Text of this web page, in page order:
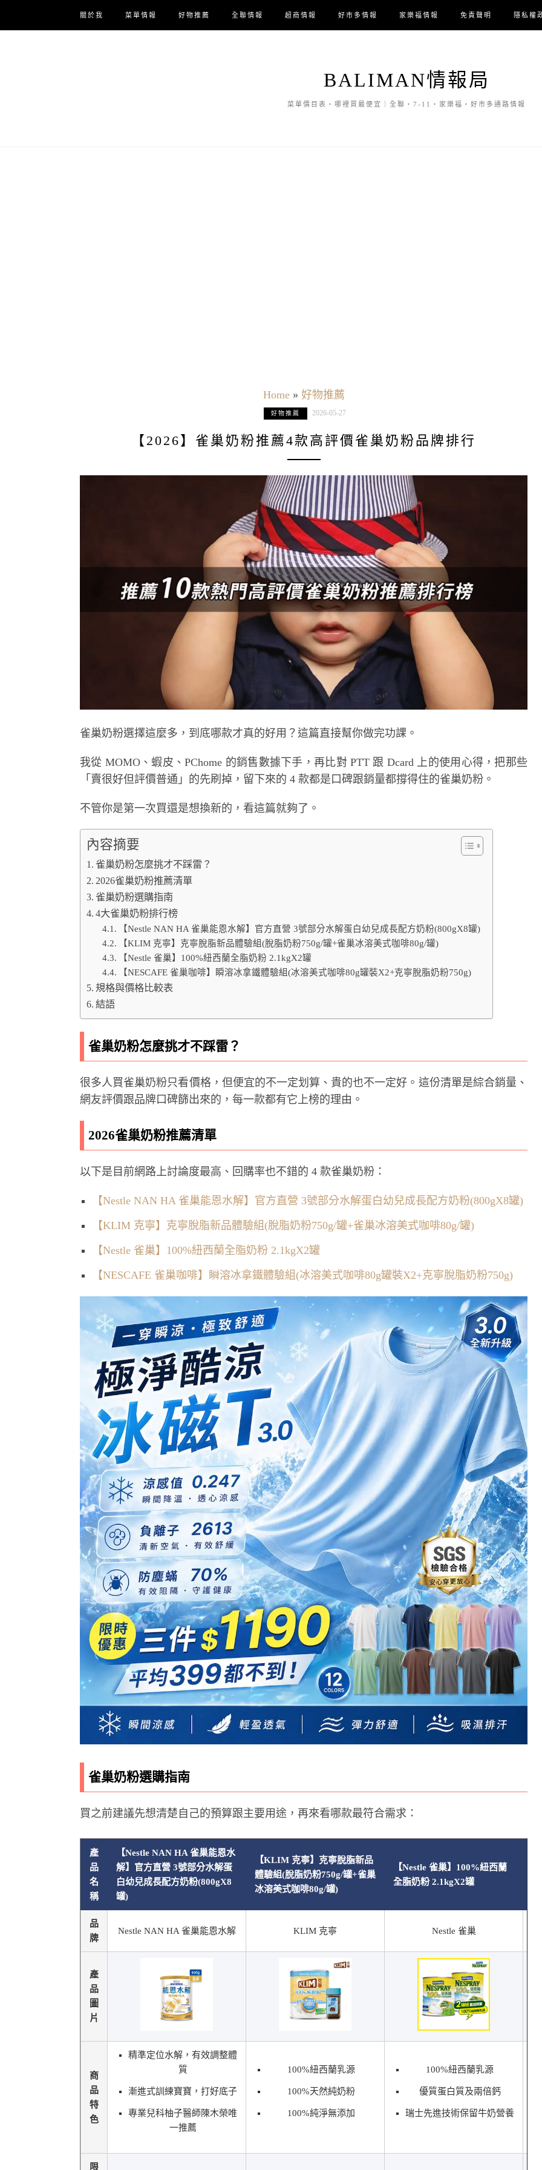
關於我 菜單情報 好物推薦 全聯情報 超商情報 好市多情報 家樂福情報 免責聲明 隱私權
BALIMAN情報局
菜單價目表・哪裡買最便宜｜全聯・7-11・家樂福・好市多通路情報
Home» 好物推薦
好物推薦 2026-05-27
【2026】雀巢奶粉推薦4款高評價雀巢奶粉品牌排行
雀巢奶粉選擇這麼多，到底哪款才真的好用？這篇直接幫你做完功課。
我從 MOMO、蝦皮、PChome 的銷售數據下手，再比對 PTT 跟 Dcard 上的使用心得，把那些
「賣很好但評價普通」的先刷掉，留下來的 4 款都是口碑跟銷量都撐得住的雀巢奶粉。
不管你是第一次買還是想換新的，看這篇就夠了。
內容摘要
雀巢奶粉怎麼挑才不踩雷？
2026雀巢奶粉推薦清單
雀巢奶粉選購指南
4大雀巢奶粉排行榜
【Nestle NAN HA 雀巢能恩水解】官方直營 3號部分水解蛋白幼兒成長配方奶粉(800gX8罐)
【KLIM 克寧】克寧脫脂新品體驗組(脫脂奶粉750g/罐+雀巢冰溶美式咖啡80g/罐)
【Nestle 雀巢】100%紐西蘭全脂奶粉 2.1kgX2罐
【NESCAFE 雀巢咖啡】瞬溶冰拿鐵體驗組(冰溶美式咖啡80g罐裝X2+克寧脫脂奶粉750g)
規格與價格比較表
結語
雀巢奶粉怎麼挑才不踩雷？
很多人買雀巢奶粉只看價格，但便宜的不一定划算、貴的也不一定好。這份清單是綜合銷量、
網友評價跟品牌口碑篩出來的，每一款都有它上榜的理由。
2026雀巢奶粉推薦清單
以下是目前網路上討論度最高、回購率也不錯的 4 款雀巢奶粉：
【Nestle NAN HA 雀巢能恩水解】官方直營 3號部分水解蛋白幼兒成長配方奶粉(800gX8罐)
【KLIM 克寧】克寧脫脂新品體驗組(脫脂奶粉750g/罐+雀巢冰溶美式咖啡80g/罐)
【Nestle 雀巢】100%紐西蘭全脂奶粉 2.1kgX2罐
【NESCAFE 雀巢咖啡】瞬溶冰拿鐵體驗組(冰溶美式咖啡80g罐裝X2+克寧脫脂奶粉750g)
雀巢奶粉選購指南
買之前建議先想清楚自己的預算跟主要用途，再來看哪款最符合需求：
產
品
名
稱
【Nestle NAN HA 雀巢能恩水
解】官方直營 3號部分水解蛋
白幼兒成長配方奶粉(800gX8
罐)
【KLIM 克寧】克寧脫脂新品
體驗組(脫脂奶粉750g/罐+雀巢
冰溶美式咖啡80g/罐)
【Nestle 雀巢】100%紐西蘭
全脂奶粉 2.1kgX2罐
品
牌
Nestle NAN HA 雀巢能恩水解 KLIM 克寧 Nestle 雀巢
產
品
圖
片
商
品
特
色
精準定位水解，有效調整體
質
漸進式訓練寶寶，打好底子
專業兒科柚子醫師陳木榮唯
一推薦
100%紐西蘭乳源
100%天然純奶粉
100%純淨無添加
100%紐西蘭乳源
優質蛋白質及兩倍鈣
瑞士先進技術保留牛奶營養
限